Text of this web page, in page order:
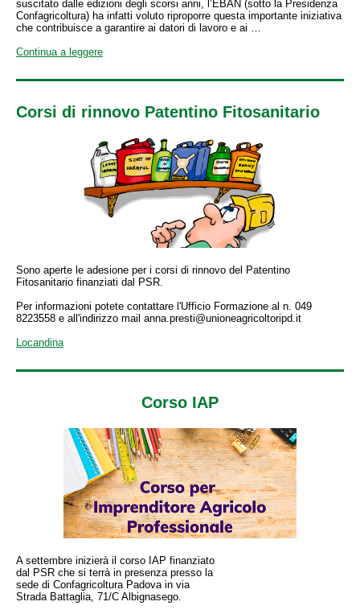
suscitato dalle edizioni degli scorsi anni, l’EBAN (sotto la Presidenza
Confagricoltura) ha infatti voluto riproporre questa importante iniziativa
che contribuisce a garantire ai datori di lavoro e ai …
Continua a leggere
Corsi di rinnovo Patentino Fitosanitario
Sono aperte le adesione per i corsi di rinnovo del Patentino
Fitosanitario finanziati dal PSR.
Per informazioni potete contattare l'Ufficio Formazione al n. 049
8223558 e all'indirizzo mail anna.presti@unioneagricoltoripd.it
Locandina
Corso IAP
A settembre inizierà il corso IAP finanziato
dal PSR che si terrà in presenza presso la
sede di Confagricoltura Padova in via
Strada Battaglia, 71/C Albignasego.